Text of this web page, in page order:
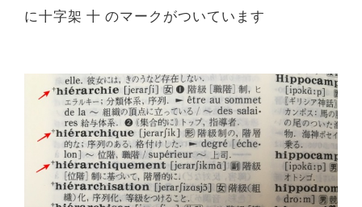
に十字架 十 のマークがついています